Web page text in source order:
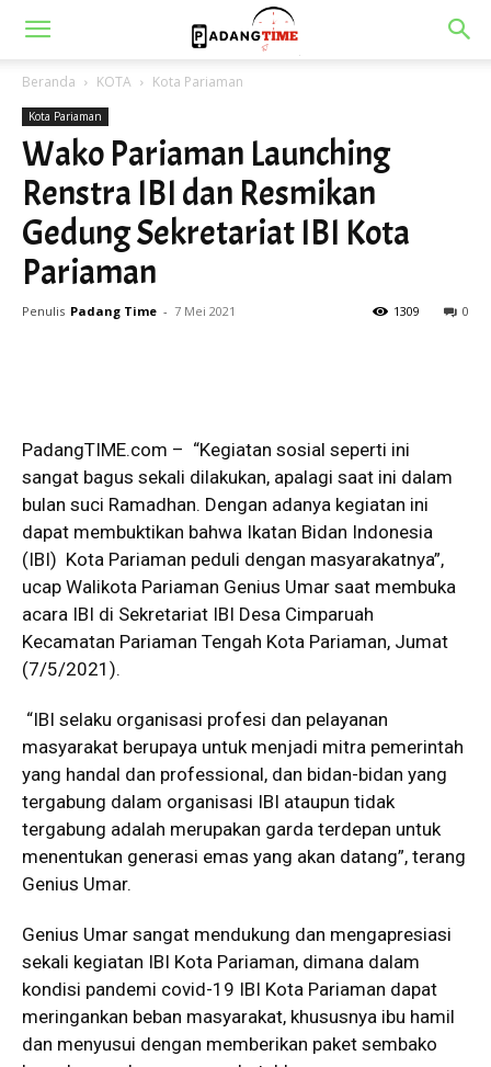
Beranda KOTA Kota Pariaman
Kota Pariaman
Wako Pariaman Launching
Renstra IBI dan Resmikan
Gedung Sekretariat IBI Kota
Pariaman
Penulis Padang Time - 7 Mei 2021 0
1309
PadangTIME.com – “Kegiatan sosial seperti ini
sangat bagus sekali dilakukan, apalagi saat ini dalam
bulan suci Ramadhan. Dengan adanya kegiatan ini
dapat membuktikan bahwa Ikatan Bidan Indonesia
(IBI) Kota Pariaman peduli dengan masyarakatnya”,
ucap Walikota Pariaman Genius Umar saat membuka
acara IBI di Sekretariat IBI Desa Cimparuah
Kecamatan Pariaman Tengah Kota Pariaman, Jumat
(7/5/2021).
“IBI selaku organisasi profesi dan pelayanan
masyarakat berupaya untuk menjadi mitra pemerintah
yang handal dan professional, dan bidan-bidan yang
tergabung dalam organisasi IBI ataupun tidak
tergabung adalah merupakan garda terdepan untuk
menentukan generasi emas yang akan datang”, terang
Genius Umar.
Genius Umar sangat mendukung dan mengapresiasi
sekali kegiatan IBI Kota Pariaman, dimana dalam
kondisi pandemi covid-19 IBI Kota Pariaman dapat
meringankan beban masyarakat, khususnya ibu hamil
dan menyusui dengan memberikan paket sembako